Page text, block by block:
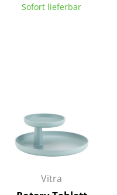
Sofort lieferbar
Vitra